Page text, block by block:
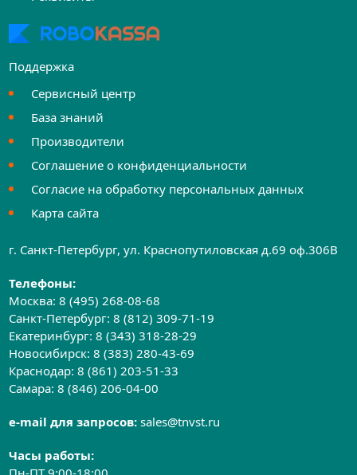
Поддержка
Сервисный центр
База знаний
Производители
Соглашение о конфиденциальности
Согласие на обработку персональных данных
Карта сайта
г. Санкт-Петербург, ул. Краснопутиловская д.69 оф.306B
Телефоны:
Москва:8 (495) 268-08-68
Санкт-Петербург:8 (812) 309-71-19
Екатеринбург:8 (343) 318-28-29
Новосибирск:8 (383) 280-43-69
Краснодар:8 (861) 203-51-33
Самара:8 (846) 206-04-00
e-mail для запросов:sales@tnvst.ru
Часы работы: